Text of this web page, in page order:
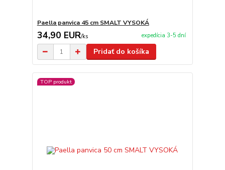
Paella panvica 45 cm SMALT VYSOKÁ
34,90 EUR/ks expedícia 3-5 dní
Pridať do košíka
TOP produkt